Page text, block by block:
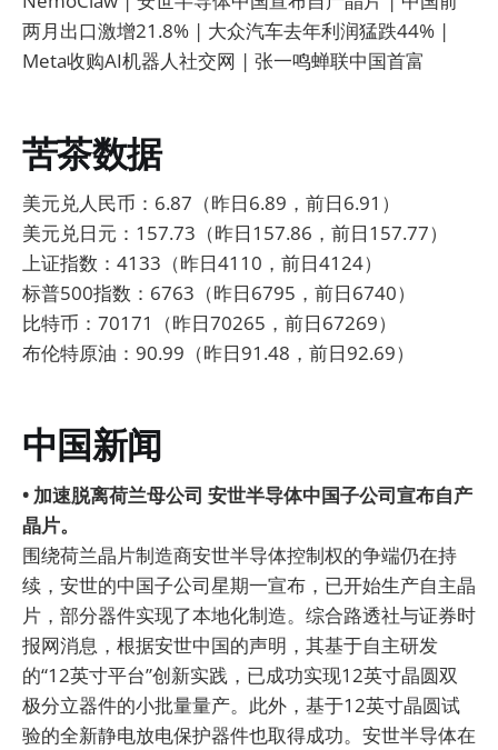
两月出口激增21.8% | 大众汽车去年利润猛跌44% |
Meta收购AI机器人社交网 | 张一鸣蝉联中国首富
苦茶数据
美元兑人民币：6.87（昨日6.89，前日6.91）
美元兑日元：157.73（昨日157.86，前日157.77）
上证指数：4133（昨日4110，前日4124）
标普500指数：6763（昨日6795，前日6740）
比特币：70171（昨日70265，前日67269）
布伦特原油：90.99（昨日91.48，前日92.69）
中国新闻
• 加速脱离荷兰母公司 安世半导体中国子公司宣布自产
晶片。
围绕荷兰晶片制造商安世半导体控制权的争端仍在持
续，安世的中国子公司星期一宣布，已开始生产自主晶
片，部分器件实现了本地化制造。综合路透社与证券时
报网消息，根据安世中国的声明，其基于自主研发
的“12英寸平台”创新实践，已成功实现12英寸晶圆双
极分立器件的小批量量产。此外，基于12英寸晶圆试
验的全新静电放电保护器件也取得成功。安世半导体在